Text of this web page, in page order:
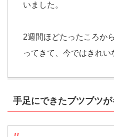
いました。
2週間ほどたったころか
ってきて、今ではきれい
手足にできたブツブツ